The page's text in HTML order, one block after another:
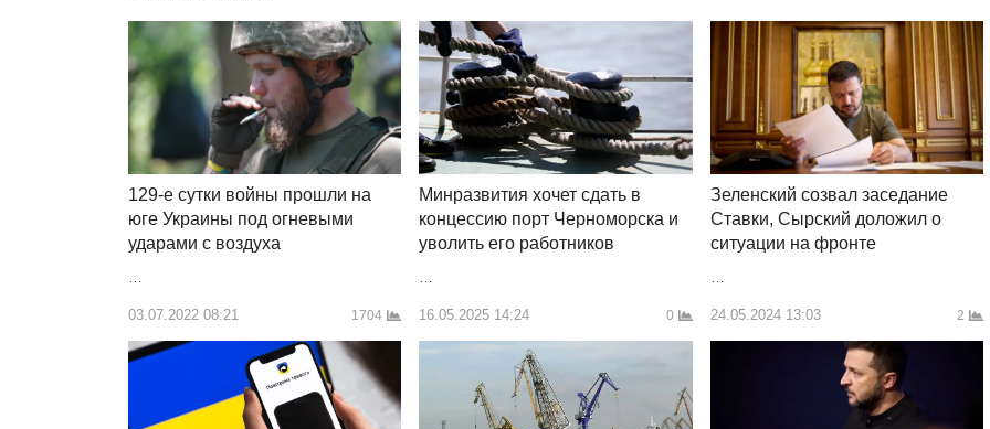
129-е сутки войны прошли на
юге Украины под огневыми
ударами с воздуха
…
03.07.2022 08:21 1704
Минразвития хочет сдать в
концессию порт Черноморска и
уволить его работников
…
16.05.2025 14:24 0
Зеленский созвал заседание
Ставки, Сырский доложил о
ситуации на фронте
…
24.05.2024 13:03 2